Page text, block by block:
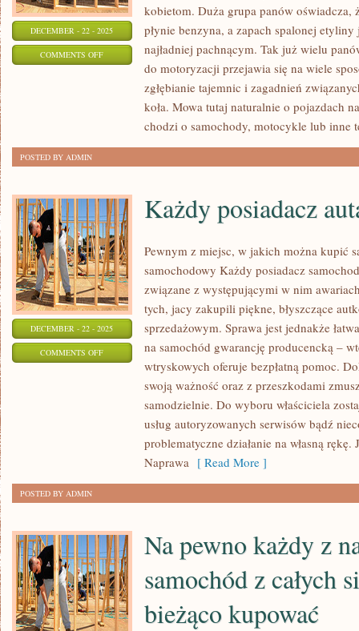
DECEMBER - 22 - 2025
COMMENTS OFFON
kobietom. Duża grupa panów oświadcza,
płynie benzyna, a zapach spalonej
najładniej pachnącym. Tak już wielu
do motoryzacji przejawia się na wiele
zgłębianie tajemnic i zagadnień
koła. Mowa tutaj naturalnie o pojazdach
chodzi o samochody, motocykle lub inne
POSTED BY ADMIN
DECEMBER - 22 - 2025
COMMENTS OFFON
POSIADACZ
DOSKONALE
Każdy posiadacz
Pewnym z miejsc, w jakich można kupić
samochodowy Każdy posiadacz
związane z występującymi w nim
tych, jacy zakupili piękne, błyszczące
sprzedażowym. Sprawa jest jednakże
na samochód gwarancję producencką –
wtryskowych oferuje bezpłatną pomoc.
swoją ważność oraz z przeszkodami
samodzielnie. Do wyboru właściciela
usług autoryzowanych serwisów bądź
problematyczne działanie na własną
Naprawa [ Read More ]
POSTED BY ADMIN
Na pewno każdy z
samochód z całych
bieżąco kupować